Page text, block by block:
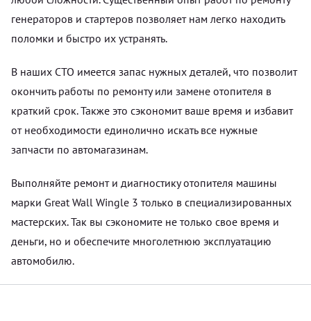
генераторов и стартеров позволяет нам легко находить
поломки и быстро их устранять.
В наших СТО имеется запас нужных деталей, что позволит
окончить работы по ремонту или замене отопителя в
краткий срок. Также это сэкономит ваше время и избавит
от необходимости единолично искать все нужные
запчасти по автомагазинам.
Выполняйте ремонт и диагностику отопителя машины
марки Great Wall Wingle 3 только в специализированных
мастерских. Так вы сэкономите не только свое время и
деньги, но и обеспечите многолетнюю эксплуатацию
автомобилю.